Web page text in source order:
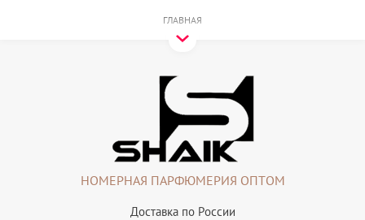
ГЛАВНАЯ
Доставка по России
НОМЕРНАЯ ПАРФЮМЕРИЯ ОПТОМ